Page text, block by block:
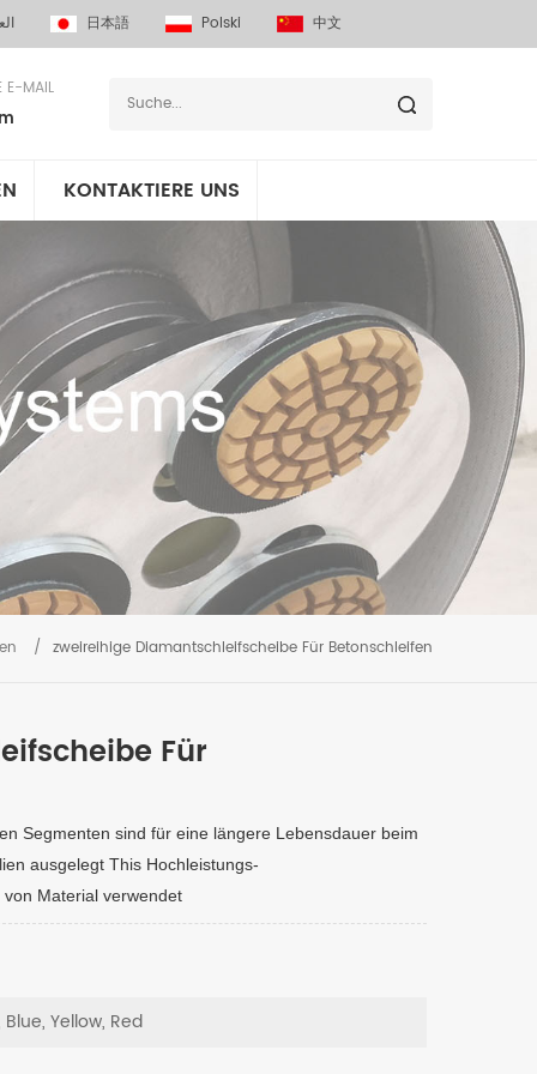
日本語 Polski 中文
E-MAIL
KONTAKTIERE UNS
/ zweireihige Diamantschleifscheibe Für Betonschleifen
Für
Segmenten sind für eine längere Lebensdauer beim
ausgelegt This Hochleistungs-
Material verwendet
Yellow, Red